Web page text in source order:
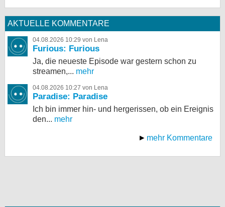
AKTUELLE KOMMENTARE
04.08.2026 10:29 von Lena
Furious: Furious
Ja, die neueste Episode war gestern schon zu
streamen,... mehr
04.08.2026 10:27 von Lena
Paradise: Paradise
Ich bin immer hin- und hergerissen, ob ein Ereignis
den... mehr
mehr Kommentare